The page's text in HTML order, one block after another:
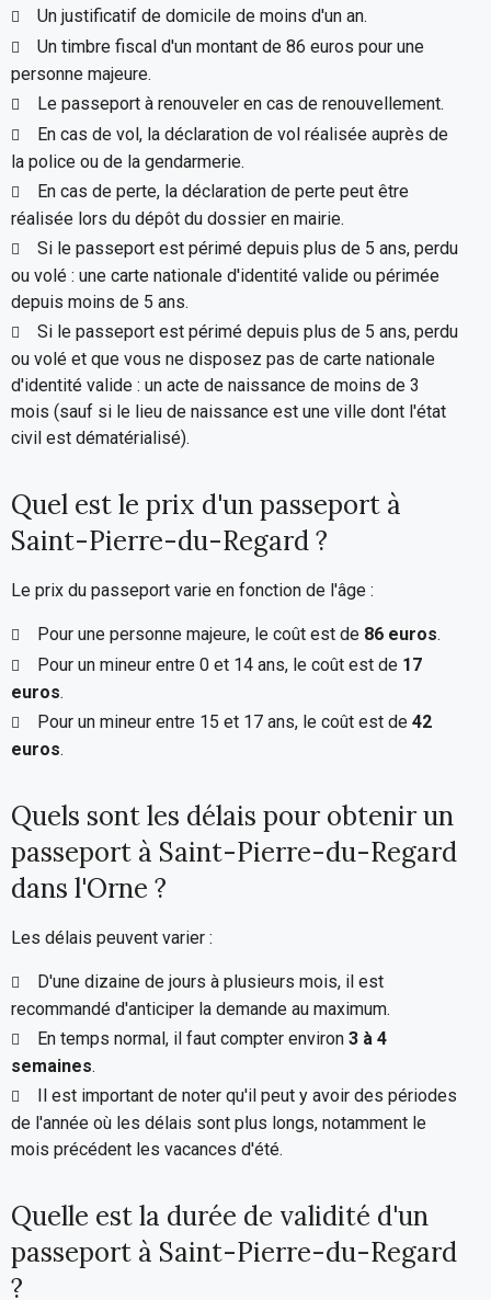
Un justificatif de domicile de moins d'un an.
Un timbre fiscal d'un montant de 86 euros pour une
personne majeure.
Le passeport à renouveler en cas de renouvellement.
En cas de vol, la déclaration de vol réalisée auprès de
la police ou de la gendarmerie.
En cas de perte, la déclaration de perte peut être
réalisée lors du dépôt du dossier en mairie.
Si le passeport est périmé depuis plus de 5 ans, perdu
ou volé : une carte nationale d'identité valide ou périmée
depuis moins de 5 ans.
Si le passeport est périmé depuis plus de 5 ans, perdu
ou volé et que vous ne disposez pas de carte nationale
d'identité valide : un acte de naissance de moins de 3
mois (sauf si le lieu de naissance est une ville dont l'état
civil est dématérialisé).
Quel est le prix d'un passeport à
Saint-Pierre-du-Regard ?
Le prix du passeport varie en fonction de l'âge :
Pour une personne majeure, le coût est de 86 euros.
Pour un mineur entre 0 et 14 ans, le coût est de 17
euros.
Pour un mineur entre 15 et 17 ans, le coût est de 42
euros.
Quels sont les délais pour obtenir un
passeport à Saint-Pierre-du-Regard
dans l'Orne ?
Les délais peuvent varier :
D'une dizaine de jours à plusieurs mois, il est
recommandé d'anticiper la demande au maximum.
En temps normal, il faut compter environ 3 à 4
semaines.
Il est important de noter qu'il peut y avoir des périodes
de l'année où les délais sont plus longs, notamment le
mois précédent les vacances d'été.
Quelle est la durée de validité d'un
passeport à Saint-Pierre-du-Regard
?